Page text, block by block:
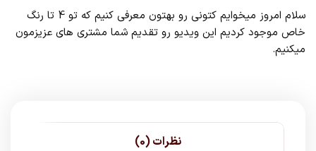
سلام امروز میخوایم کتونی رو بهتون معرفی کنیم که تو 4 تا رنگ
خاص موجود کردیم این ویدیو رو تقدیم شما مشتری های عزیزمون
میکنیم.
نظرات (0)